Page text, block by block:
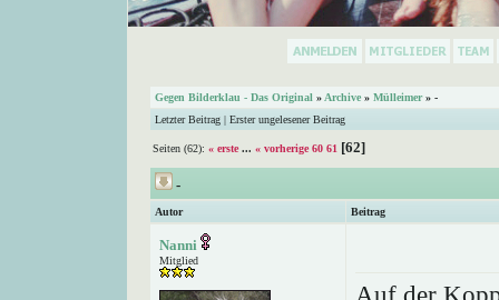
Gegen Bilderklau - Das Original » Archive » Mülleimer» -
Letzter Beitrag | Erster ungelesener Beitrag
Seiten (62): « erste ... « vorherige 60 61 [62]
-
Autor Beitrag
Nanni
Mitglied